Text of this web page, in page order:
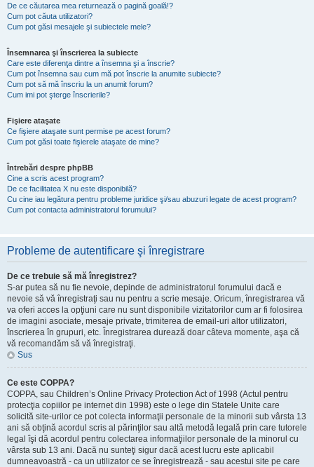
De ce căutarea mea returnează o pagină goală!?
Cum pot căuta utilizatori?
Cum pot găsi mesajele şi subiectele mele?
Însemnarea şi înscrierea la subiecte
Care este diferenţa dintre a însemna şi a înscrie?
Cum pot însemna sau cum mă pot înscrie la anumite subiecte?
Cum pot să mă înscriu la un anumit forum?
Cum imi pot şterge înscrierile?
Fişiere ataşate
Ce fişiere ataşate sunt permise pe acest forum?
Cum pot găsi toate fişierele ataşate de mine?
Întrebări despre phpBB
Cine a scris acest program?
De ce facilitatea X nu este disponibilă?
Cu cine iau legătura pentru probleme juridice şi/sau abuzuri legate de acest program?
Cum pot contacta administratorul forumului?
Probleme de autentificare şi înregistrare
De ce trebuie să mă înregistrez?
S-ar putea să nu fie nevoie, depinde de administratorul forumului dacă e
nevoie să vă înregistraţi sau nu pentru a scrie mesaje. Oricum, înregistrarea vă
va oferi acces la opţiuni care nu sunt disponibile vizitatorilor cum ar fi folosirea
de imagini asociate, mesaje private, trimiterea de email-uri altor utilizatori,
înscrierea în grupuri, etc. Înregistrarea durează doar câteva momente, aşa că
vă recomandăm să vă înregistraţi.
Sus
Ce este COPPA?
COPPA, sau Children’s Online Privacy Protection Act of 1998 (Actul pentru
protecţia copiilor pe internet din 1998) este o lege din Statele Unite care
solicită site-urilor ce pot colecta informaţii personale de la minorii sub vârsta 13
ani să obţină acordul scris al părinţilor sau altă metodă legală prin care tutorele
legal îşi dă acordul pentru colectarea informaţiilor personale de la minorul cu
vârsta sub 13 ani. Dacă nu sunteţi sigur dacă acest lucru este aplicabil
dumneavoastră - ca un utilizator ce se înregistrează - sau acestui site pe care